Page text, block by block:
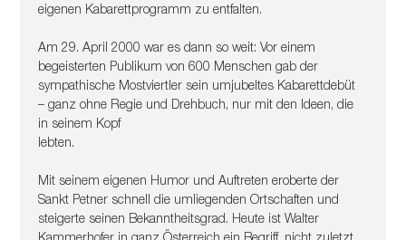
eigenen Kabarettprogramm zu entfalten.
Am 29. April 2000 war es dann so weit: Vor einem
begeisterten Publikum von 600 Menschen gab der
sympathische Mostviertler sein umjubeltes Kabarettdebüt
– ganz ohne Regie und Drehbuch, nur mit den Ideen, die
in seinem Kopf
lebten.
Mit seinem eigenen Humor und Auftreten eroberte der
Sankt Petner schnell die umliegenden Ortschaften und
steigerte seinen Bekanntheitsgrad. Heute ist Walter